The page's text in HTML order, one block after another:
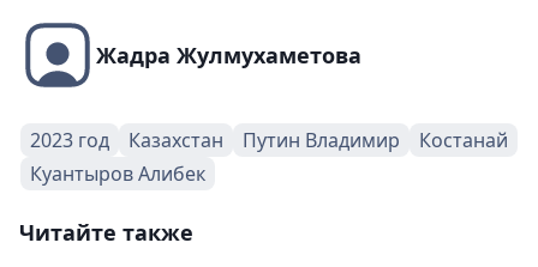
Жадра Жулмухаметова
2023 год Казахстан Путин Владимир
Костанай
Куантыров Алибек
Читайте также